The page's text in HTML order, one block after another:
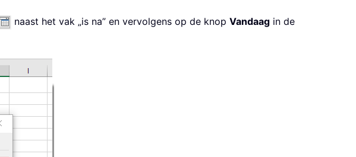
naast het vak „is na” en vervolgens op de knop Vandaag in de